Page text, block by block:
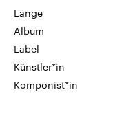
Länge
Album
Label
Künstler*in
Komponist*in